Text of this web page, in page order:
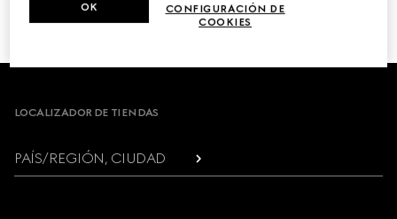
/3
Footer
LOCALIZADOR DE TIENDAS
PAÍS/REGIÓN, CIUDAD
CONFIGURACIÓN DE
COOKIES
OK